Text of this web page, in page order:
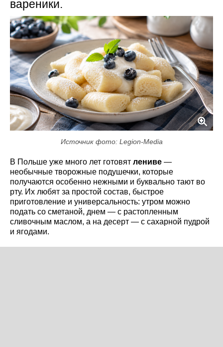
вареники.
Источник фото: Legion-Media
В Польше уже много лет готовят лениве —
необычные творожные подушечки, которые
получаются особенно нежными и буквально тают во
рту. Их любят за простой состав, быстрое
приготовление и универсальность: утром можно
подать со сметаной, днем — с растопленным
сливочным маслом, а на десерт — с сахарной пудрой
и ягодами.